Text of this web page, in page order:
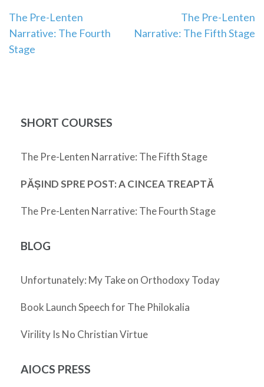
Post
navigation
The Pre-Lenten
Narrative: The Fourth
Stage
The Pre-Lenten
Narrative: The Fifth Stage
SHORT COURSES
The Pre-Lenten Narrative: The Fifth Stage
PĂȘIND SPRE POST: A CINCEA TREAPTĂ
The Pre-Lenten Narrative: The Fourth Stage
BLOG
Unfortunately: My Take on Orthodoxy Today
Book Launch Speech for The Philokalia
Virility Is No Christian Virtue
AIOCS PRESS